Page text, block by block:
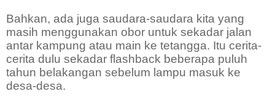
Bahkan, ada juga saudara-saudara kita yang
masih menggunakan obor untuk sekadar jalan
antar kampung atau main ke tetangga. Itu cerita-
cerita dulu sekadar flashback beberapa puluh
tahun belakangan sebelum lampu masuk ke
desa-desa.